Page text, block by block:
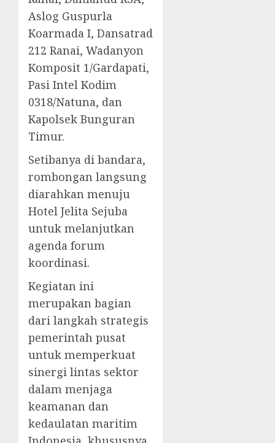
Aslog Guspurla
Koarmada I, Dansatrad
212 Ranai, Wadanyon
Komposit 1/Gardapati,
Pasi Intel Kodim
0318/Natuna, dan
Kapolsek Bunguran
Timur.
Setibanya di bandara,
rombongan langsung
diarahkan menuju
Hotel Jelita Sejuba
untuk melanjutkan
agenda forum
koordinasi.
Kegiatan ini
merupakan bagian
dari langkah strategis
pemerintah pusat
untuk memperkuat
sinergi lintas sektor
dalam menjaga
keamanan dan
kedaulatan maritim